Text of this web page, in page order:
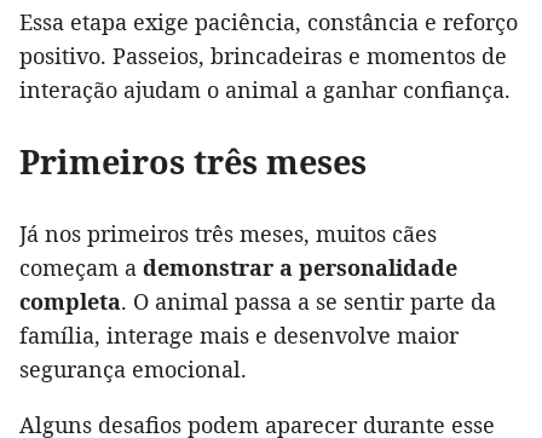
Essa etapa exige paciência, constância e reforço
positivo. Passeios, brincadeiras e momentos de
interação ajudam o animal a ganhar confiança.
Primeiros três meses
Já nos primeiros três meses, muitos cães
começam a demonstrar a personalidade
completa. O animal passa a se sentir parte da
família, interage mais e desenvolve maior
segurança emocional.
Alguns desafios podem aparecer durante esse